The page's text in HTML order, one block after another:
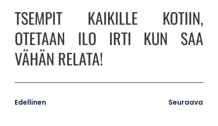
TSEMPIT KAIKILLE KOTIIN,
OTETAAN ILO IRTI KUN SAA
VÄHÄN RELATA!
Edellinen Seuraava